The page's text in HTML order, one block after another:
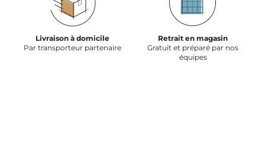
Livraison à domicile
Par transporteur partenaire
Retrait en magasin
Gratuit et préparé par nos
équipes